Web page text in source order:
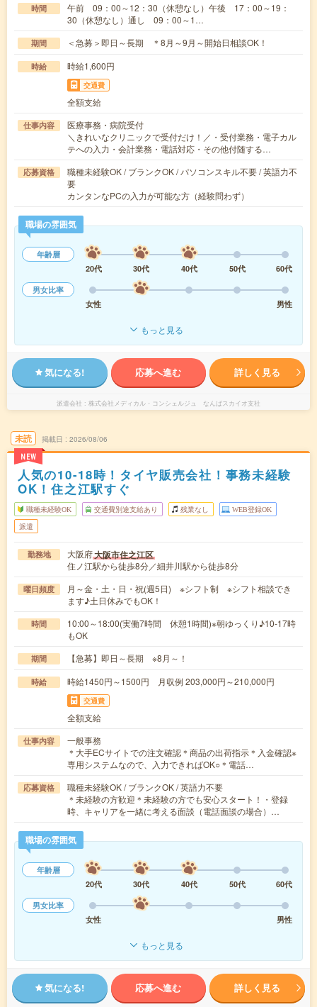
時間
午前 09：00～12：30（休憩なし）午後 17：00～19：
30（休憩なし）通し 09：00～1…
期間 ＜急募＞即日～長期 ＊8月～9月～開始日相談OK！
時給 時給1,600円
交通費
全額支給
仕事内容
医療事務・病院受付
＼きれいなクリニックで受付だけ！／・受付業務・電子カル
テへの入力・会計業務・電話対応・その他付随する…
応募資格
職種未経験OK / ブランクOK / パソコンスキル不要 / 英語力不
要
カンタンなPCの入力が可能な方（経験問わず）
職場の雰囲気
年齢層
20代
30代 40代 50代
60代
男女比率
女性
男性
もっと見る
気になる! 応募へ進む 詳しく見る
派遣会社 株式会社メディカル・コンシェルジュ なんばスカイオ支社
未読
NEW
掲載日 2026/08/06
人気の10-18時！タイヤ販売会社！事務未経験
OK！住之江駅すぐ
職種未経験OK 交通費別途支給あり 残業なし WEB登録OK
派遣
勤務地 大阪府大阪市住之江区
住ノ江駅から徒歩8分／細井川駅から徒歩8分
曜日頻度
月～金・土・日・祝(週5日) ※シフト制 ※シフト相談でき
ます♪土日休みでもOK！
時間
10:00～18:00(実働7時間 休憩1時間)※朝ゆっくり♪10-17時
もOK
期間 【急募】即日～長期 ※8月～！
時給 時給1450円～1500円 月収例 203,000円～210,000円
交通費
全額支給
仕事内容
一般事務
＊大手ECサイトでの注文確認＊商品の出荷指示＊入金確認※
専用システムなので、入力できればOK○＊電話…
応募資格
職種未経験OK / ブランクOK / 英語力不要
＊未経験の方歓迎＊未経験の方でも安心スタート！・登録
時、キャリアを一緒に考える面談（電話面談の場合）…
職場の雰囲気
年齢層
20代
30代 40代 50代
60代
男女比率
女性
男性
もっと見る
気になる! 応募へ進む 詳しく見る